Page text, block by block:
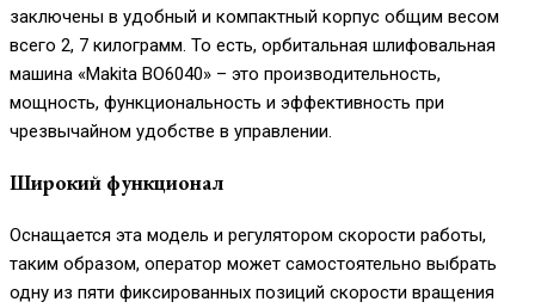
заключены в удобный и компактный корпус общим весом
всего 2, 7 килограмм. То есть, орбитальная шлифовальная
машина «Makita BO6040» – это производительность,
мощность, функциональность и эффективность при
чрезвычайном удобстве в управлении.
Широкий функционал
Оснащается эта модель и регулятором скорости работы,
таким образом, оператор может самостоятельно выбрать
одну из пяти фиксированных позиций скорости вращения